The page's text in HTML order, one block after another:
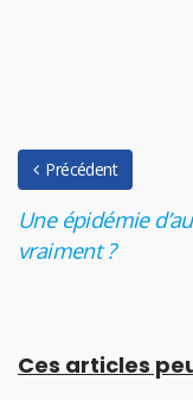
Précédent
Une épidémie
vraiment ?
Ces articles